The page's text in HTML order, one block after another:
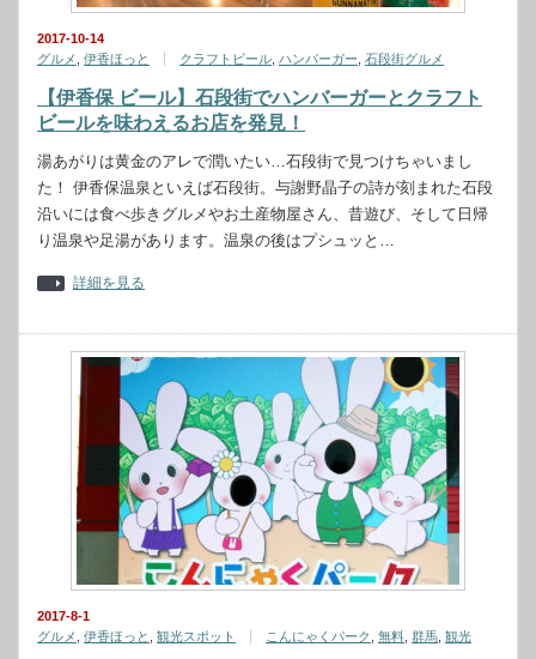
2017-10-14
グルメ
伊香ほっと クラフトビール ハンバーガー 石段街グルメ
【伊香保 ビール】石段街でハンバーガーとクラフト
ビールを味わえるお店を発見！
湯あがりは黄金のアレで潤いたい…石段街で見つけちゃいまし
た！ 伊香保温泉といえば石段街。与謝野晶子の詩が刻まれた石段
沿いには食べ歩きグルメやお土産物屋さん、昔遊び、そして日帰
り温泉や足湯があります。温泉の後はプシュッと…
詳細を見る
2017-8-1
グルメ
伊香ほっと 観光スポット こんにゃくパーク 無料 群馬 観光